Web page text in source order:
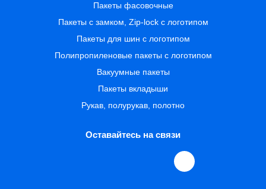
Пакеты фасовочные
Пакеты с замком, Zip-lock с логотипом
Пакеты для шин с логотипом
Полипропиленовые пакеты с логотипом
Вакуумные пакеты
Пакеты вкладыши
Рукав, полурукав, полотно
Оставайтесь на связи